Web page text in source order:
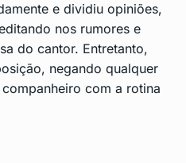
e dividiu opiniões,
nos rumores e
do cantor. Entretanto,
negando qualquer
com a rotina